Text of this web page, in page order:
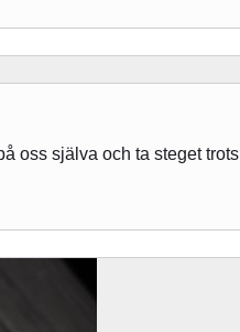
oss själva och ta steget trots